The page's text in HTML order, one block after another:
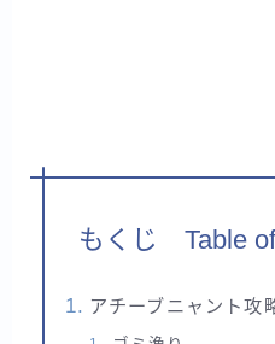
もくじ Table
アチーブニャント攻